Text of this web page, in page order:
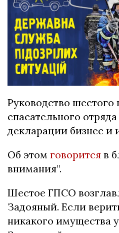
Руководство
спасательного
декларации бизнес и
Об этом говорится в
внимания”.
Шестое ГПСО
Задояный. Если
никакого имущества